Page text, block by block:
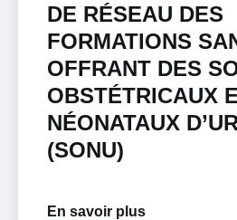
DE RÉSEAU DES
FORMATIONS
OFFRANT DES
OBSTÉTRICAUX
NÉONATAUX
(SONU)
En savoir plus